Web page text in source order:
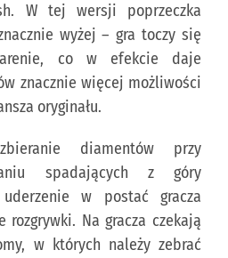
W tej wersji poprzeczka
wyżej – gra toczy się
co w efekcie daje
znacznie więcej możliwości
oryginału.
diamentów przy
spadających z góry
w postać gracza
rozgrywki. Na gracza czekają
w których należy zebrać